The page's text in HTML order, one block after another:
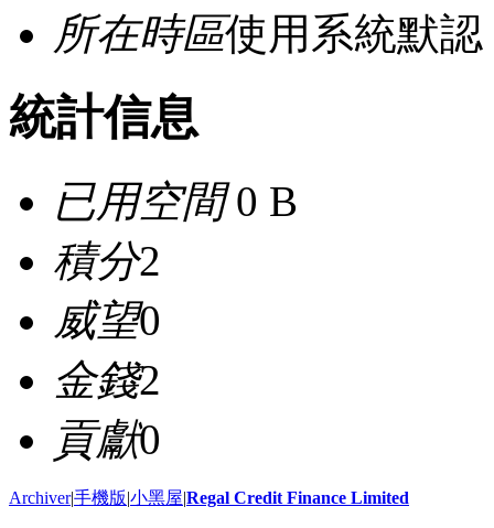
所在時區使用系統默認
統計信息
已用空間0 B
積分2
威望0
金錢2
貢獻0
Archiver|手機版|小黑屋|Regal Credit Finance Limited